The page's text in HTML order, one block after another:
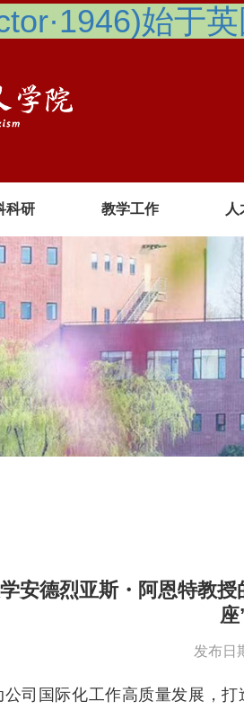
始于
科研 教学工作
安德烈亚斯・阿恩特教
发布日
司国际化工作高质量发展，